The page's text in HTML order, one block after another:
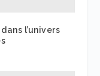
l’univers